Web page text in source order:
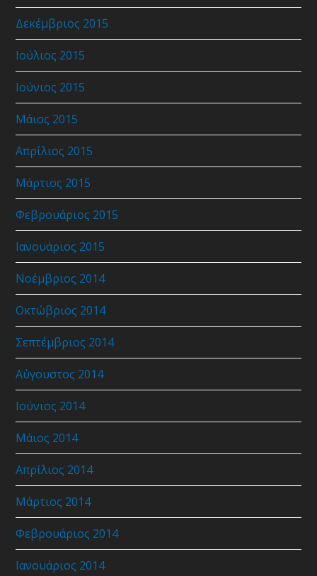
Δεκέμβριος 2015
Ιούλιος 2015
Ιούνιος 2015
Μάιος 2015
Απρίλιος 2015
Μάρτιος 2015
Φεβρουάριος 2015
Ιανουάριος 2015
Νοέμβριος 2014
Οκτώβριος 2014
Σεπτέμβριος 2014
Αύγουστος 2014
Ιούνιος 2014
Μάιος 2014
Απρίλιος 2014
Μάρτιος 2014
Φεβρουάριος 2014
Ιανουάριος 2014